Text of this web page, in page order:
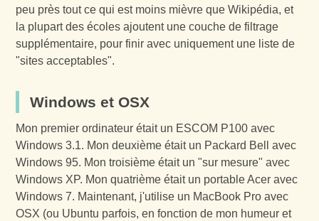
peu près tout ce qui est moins mièvre que Wikipédia, et
la plupart des écoles ajoutent une couche de filtrage
supplémentaire, pour finir avec uniquement une liste de
"sites acceptables".
Windows et OSX
Mon premier ordinateur était un ESCOM P100 avec
Windows 3.1. Mon deuxième était un Packard Bell avec
Windows 95. Mon troisième était un "sur mesure" avec
Windows XP. Mon quatrième était un portable Acer avec
Windows 7. Maintenant, j'utilise un MacBook Pro avec
OSX (ou Ubuntu parfois, en fonction de mon humeur et